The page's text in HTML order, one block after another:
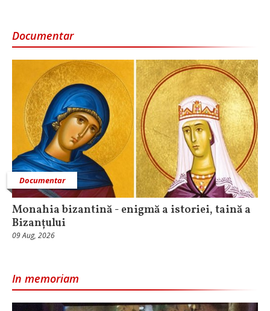
Documentar
Documentar
Monahia bizantină - enigmă a istoriei, taină a
Bizanțului
09 Aug, 2026
In memoriam